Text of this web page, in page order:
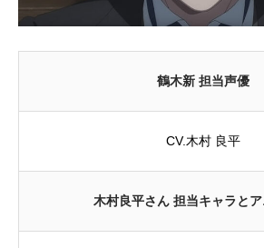
鶴木新 担当声優
CV.木村 良平
木村良平さん 担当キャラと